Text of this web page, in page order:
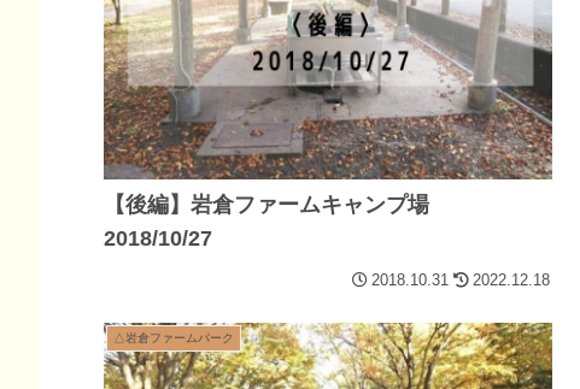
【後編】岩倉ファームキャンプ場
2018/10/27
2018.10.31 2022.12.18
△岩倉ファームパーク